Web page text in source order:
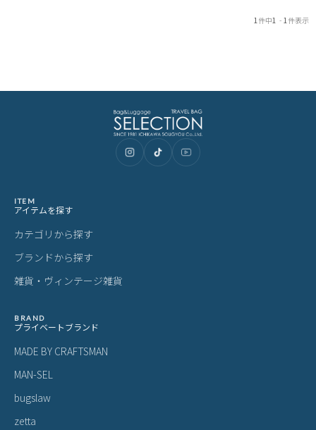
1 件中1 - 1 件表示
ITEM
アイテムを探す
カテゴリから探す
ブランドから探す
雑貨・ヴィンテージ雑貨
BRAND
プライベートブランド
MADE BY CRAFTSMAN
MAN-SEL
bugslaw
zetta